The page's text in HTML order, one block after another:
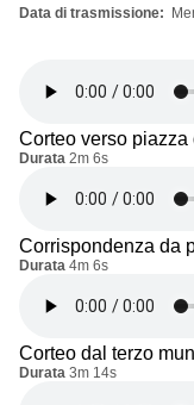
Data di trasmissione
Corteo verso piazza
Durata 2m 6s
Corrispondenza da
Durata 4m 6s
Corteo dal terzo
Durata 3m 14s